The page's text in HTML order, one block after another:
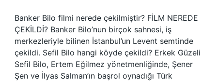
Banker Bilo filmi nerede çekilmiştir? FİLM NEREDE
ÇEKİLDİ? Banker Bilo’nun birçok sahnesi, iş
merkezleriyle bilinen İstanbul’un Levent semtinde
çekildi. Sefil Bilo hangi köyde çekildi? Erkek Güzeli
Sefil Bilo, Ertem Eğilmez yönetmenliğinde, Şener
Şen ve İlyas Salman’ın başrol oynadığı Türk